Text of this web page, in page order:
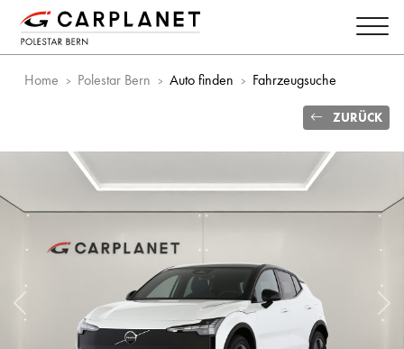
Home Polestar Bern Auto finden Fahrzeugsuche
ZURÜCK
Vorheriges Bild